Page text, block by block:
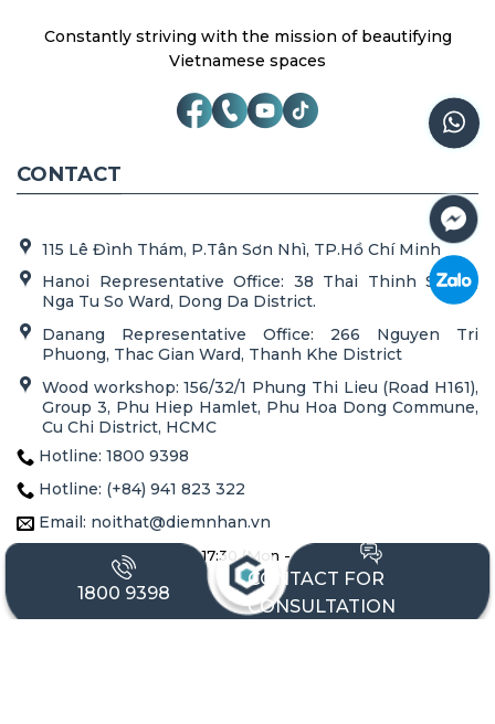
Constantly striving with the mission of beautifying
Vietnamese spaces
CONTACT
115 Lê Đình Thám, P.Tân Sơn Nhì, TP.Hồ Chí Minh
Hanoi Representative Office: 38 Thai Thinh Street,
Nga Tu So Ward, Dong Da District.
Danang Representative Office: 266 Nguyen Tri
Phuong, Thac Gian Ward, Thanh Khe District
Wood workshop: 156/32/1 Phung Thi Lieu (Road H161),
Group 3, Phu Hiep Hamlet, Phu Hoa Dong Commune,
Cu Chi District, HCMC
Hotline: 1800 9398
Hotline: (+84) 941 823 322
Email: noithat@diemnhan.vn
Working hours: 8:00 - 17:30 (Mon - Sat)
Tax code: 0316727867
1800 9398
CONTACT FOR
CONSULTATION